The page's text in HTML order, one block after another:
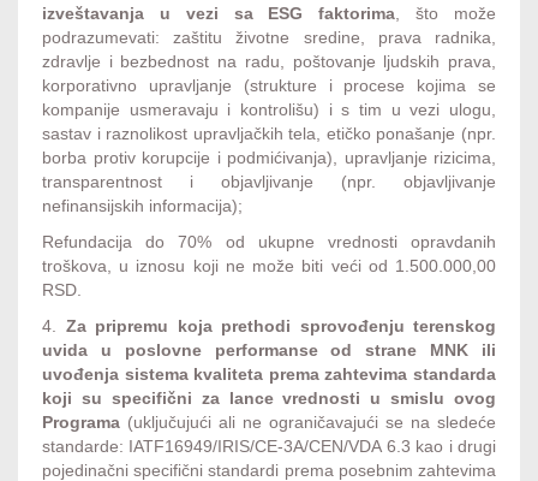
izveštavanja u vezi sa ESG faktorima , što može
podrazumevati: zaštitu životne sredine, prava radnika,
zdravlje i bezbednost na radu, poštovanje ljudskih prava,
korporativno upravljanje (strukture i procese kojima se
kompanije usmeravaju i kontrolišu) i s tim u vezi ulogu,
sastav i raznolikost upravljačkih tela, etičko ponašanje (npr.
borba protiv korupcije i podmićivanja), upravljanje rizicima,
transparentnost i objavljivanje (npr. objavljivanje
nefinansijskih informacija);
Refundacija do 70% od ukupne vrednosti opravdanih
troškova, u iznosu koji ne može biti veći od 1.500.000,00
RSD.
4. Za pripremu koja prethodi sprovođenju terenskog
uvida u poslovne performanse od strane MNK ili
uvođenja sistema kvaliteta prema zahtevima standarda
koji su specifični za lance vrednosti u smislu ovog
Programa (uključujući ali ne ograničavajući se na sledeće
standarde: IATF16949/IRIS/CE-3A/CEN/VDA 6.3 kao i drugi
pojedinačni specifični standardi prema posebnim zahtevima